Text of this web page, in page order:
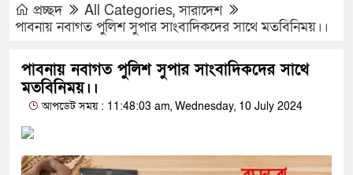
প্রচ্ছদ All Categories,সারাদেশ
পাবনায় নবাগত পুলিশ সুপার সাংবাদিকদের সাথে মতবিনিময়।।
পাবনায় নবাগত পুলিশ সুপার সাংবাদিকদের সাথে
মতবিনিময়।।
আপডেট সময় : 11:48:03 am, Wednesday, 10 July 2024